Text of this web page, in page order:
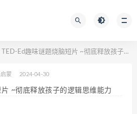
TED-Ed趣味谜题烧脑短片 ~彻底释放孩子的逻辑思维能力
蒙 2024-04-30
片 ~彻底释放孩子的逻辑思维能力